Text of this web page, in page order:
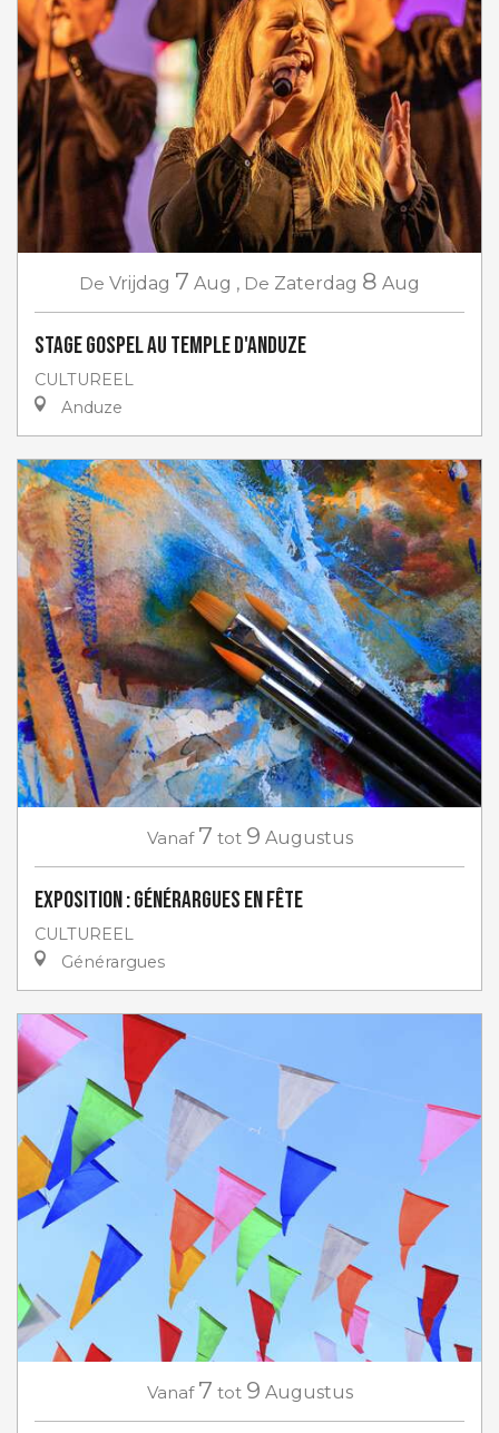
De Vrijdag 7 Aug , De Zaterdag 8 Aug
Stage gospel au Temple d'Anduze
CULTUREEL
Anduze
Vanaf 7 tot 9 Augustus
Exposition : Générargues en Fête
CULTUREEL
Générargues
Vanaf 7 tot 9 Augustus